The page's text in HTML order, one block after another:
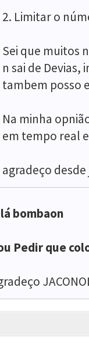
2. Limitar o
Sei que muitos
n sai de
tambem posso
Na minha
em tempo real
agradeço
bombaon
Pedir que